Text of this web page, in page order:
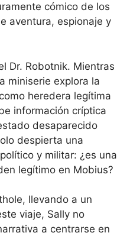
cómico de los
aventura, espionaje y
Dr. Robotnik. Mientras
miniserie explora la
heredera legítima
información críptica
desaparecido
despierta una
y militar: ¿es una
legítimo en Mobius?
llevando a un
viaje, Sally no
a centrarse en